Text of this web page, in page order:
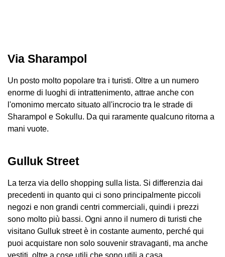
Via Sharampol
Un posto molto popolare tra i turisti. Oltre a un numero
enorme di luoghi di intrattenimento, attrae anche con
l'omonimo mercato situato all'incrocio tra le strade di
Sharampol e Sokullu. Da qui raramente qualcuno ritorna a
mani vuote.
Gulluk Street
La terza via dello shopping sulla lista. Si differenzia dai
precedenti in quanto qui ci sono principalmente piccoli
negozi e non grandi centri commerciali, quindi i prezzi
sono molto più bassi. Ogni anno il numero di turisti che
visitano Gulluk street è in costante aumento, perché qui
puoi acquistare non solo souvenir stravaganti, ma anche
vestiti, oltre a cose utili che sono utili a casa.